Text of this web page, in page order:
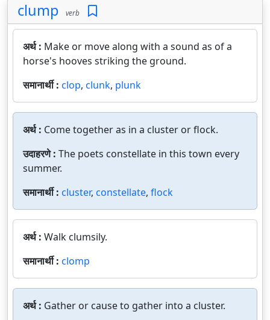
clump verb
अर्थ : Make or move along with a sound as of a
horse's hooves striking the ground.
समानार्थी : clop, clunk, plunk
अर्थ : Come together as in a cluster or flock.
उदाहरणे : The poets constellate in this town every
summer.
समानार्थी : cluster, constellate, flock
अर्थ : Walk clumsily.
समानार्थी : clomp
अर्थ : Gather or cause to gather into a cluster.